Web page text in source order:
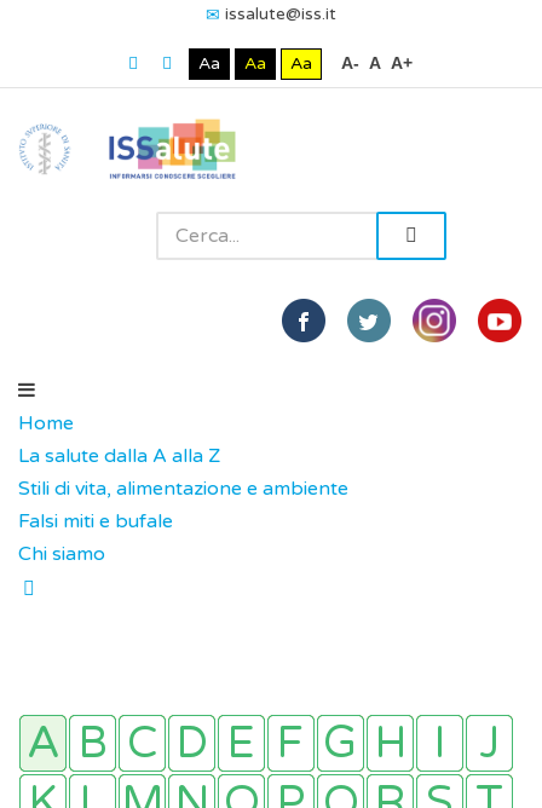
issalute@iss.it
Aa Aa Aa A- A A+
Home
La salute dalla A alla Z
Stili di vita, alimentazione e ambiente
Falsi miti e bufale
Chi siamo